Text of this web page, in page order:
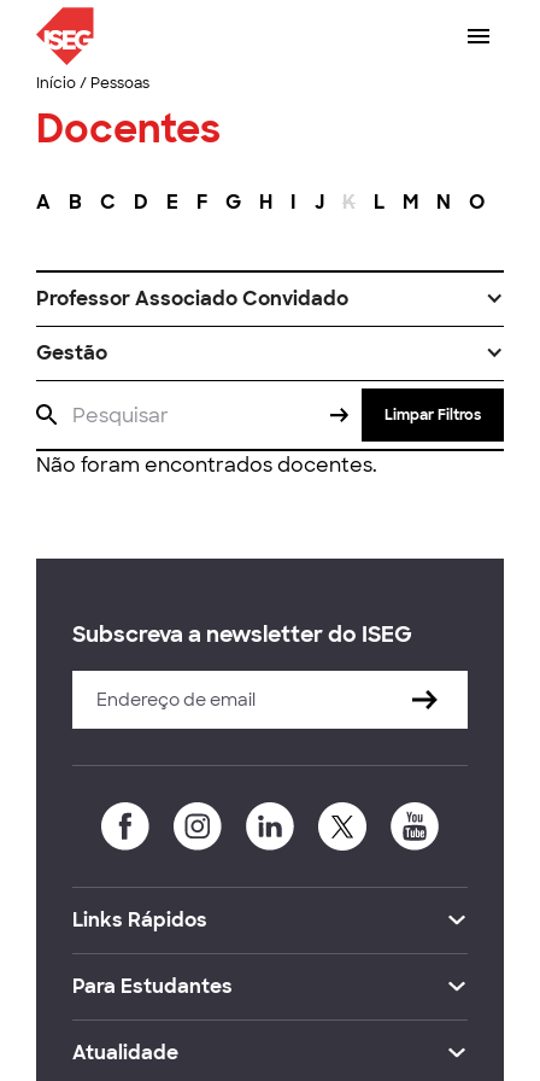
Início/ Pessoas
Docentes
A B C D E F G H I J K L M N O
Professor Associado Convidado
Gestão
Limpar Filtros
Não foram encontrados docentes.
Subscreva a newsletter do ISEG
Links Rápidos
Para Estudantes
Atualidade